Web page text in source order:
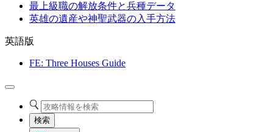
最上級職の解放条件と兵種データ
英雄の遺産や神聖武器の入手方法
英語版
FE: Three Houses Guide
検索